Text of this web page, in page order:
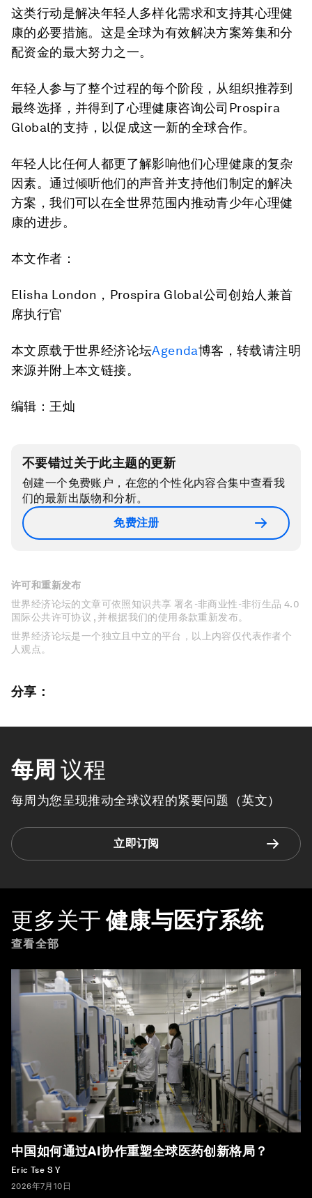
这类行动是解决年轻人多样化需求和支持其心理健
康的必要措施。这是全球为有效解决方案筹集和分
配资金的最大努力之一。
年轻人参与了整个过程的每个阶段，从组织推荐到
最终选择，并得到了心理健康咨询公司Prospira
Global的支持，以促成这一新的全球合作。
年轻人比任何人都更了解影响他们心理健康的复杂
因素。通过倾听他们的声音并支持他们制定的解决
方案，我们可以在全世界范围内推动青少年心理健
康的进步。
本文作者：
Elisha London，Prospira Global公司创始人兼首
席执行官
本文原载于世界经济论坛Agenda博客，转载请注明
来源并附上本文链接。
编辑：王灿
不要错过关于此主题的更新
创建一个免费账户，在您的个性化内容合集中查看我
们的最新出版物和分析。
免费注册
许可和重新发布
世界经济论坛的文章可依照知识共享 署名-非商业性-非衍生品 4.0
国际公共许可协议 , 并根据我们的使用条款重新发布。
世界经济论坛是一个独立且中立的平台，以上内容仅代表作者个
人观点。
分享：
每周 议程
每周为您呈现推动全球议程的紧要问题（英文）
立即订阅
更多关于 健康与医疗系统
查看全部
中国如何通过AI协作重塑全球医药创新格局？
Eric Tse S Y
2026年7月10日